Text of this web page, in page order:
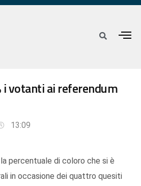
i votanti ai referendum
13:09
percentuale di coloro che si è
in occasione dei quattro quesiti